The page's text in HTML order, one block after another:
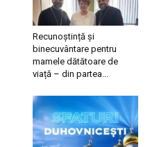
Recunoștință și
binecuvântare pentru
mamele dătătoare de
viață – din partea...